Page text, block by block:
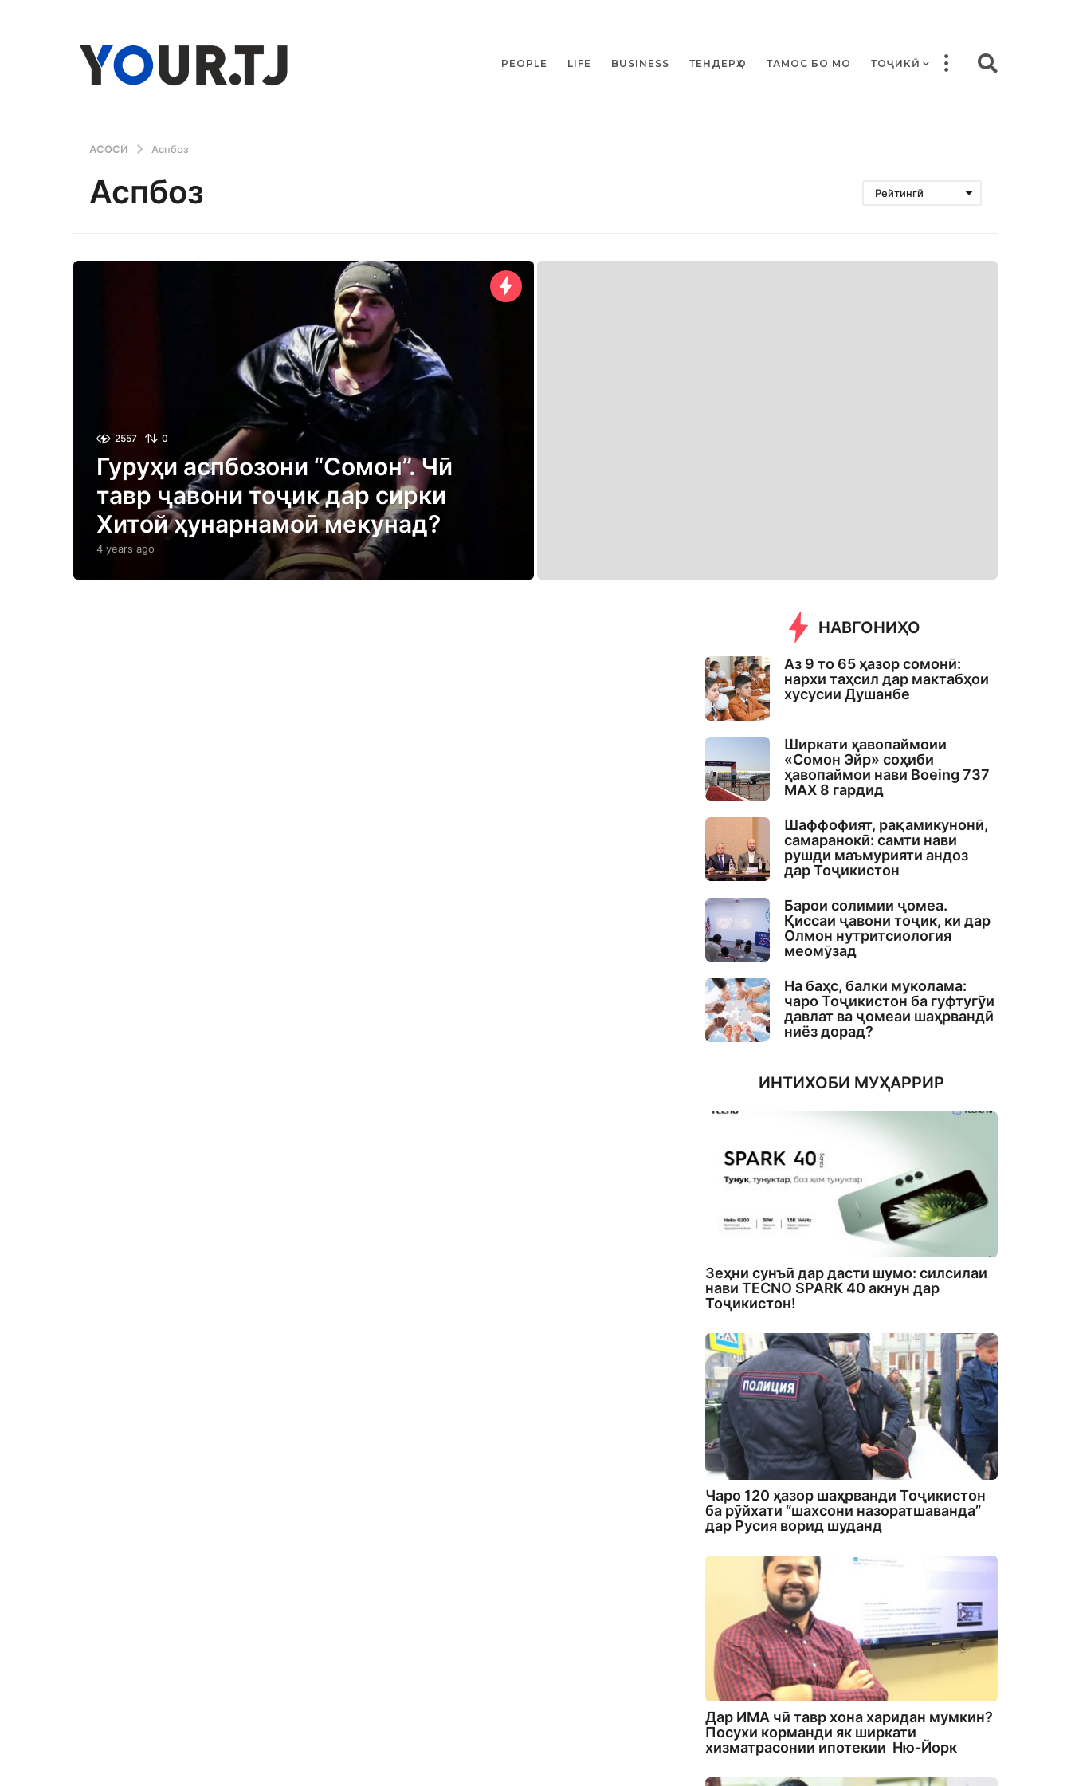
PEOPLE LIFE BUSINESS ТЕНДЕРҲО ТАМОС БО МО ТОҶИКӢ
АСОСӢ Аспбоз
Аспбоз Рейтингӣ
2557 0
Гуруҳи аспбозони “Сомон”. Чӣ
тавр ҷавони тоҷик дар сирки
Хитой ҳунарнамоӣ мекунад?
4 years ago
e
НАВГОНИҲО
Аз 9 то 65 ҳазор сомонӣ:
нархи таҳсил дар мактабҳои
хусусии Душанбе
Ширкати ҳавопаймоии
«Сомон Эйр» соҳиби
ҳавопаймои нави Boeing 737
MAX 8 гардид
Шаффофият, рақамикунонӣ,
самаранокӣ: самти нави
рушди маъмурияти андоз
дар Тоҷикистон
Барои солимии ҷомеа.
Қиссаи ҷавони тоҷик, ки дар
Олмон нутритсиология
меомӯзад
На баҳс, балки муколама:
чаро Тоҷикистон ба гуфтугӯи
давлат ва ҷомеаи шаҳрвандӣ
ниёз дорад?
ИНТИХОБИ МУҲАРРИР
Зеҳни сунъӣ дар дасти шумо: силсилаи
нави TECNO SPARK 40 акнун дар
Тоҷикистон!
Чаро 120 ҳазор шаҳрванди Тоҷикистон
ба рӯйхати “шахсони назоратшаванда”
дар Русия ворид шуданд
Дар ИМА чӣ тавр хона харидан мумкин?
Посухи корманди як ширкати
хизматрасонии ипотекии Ню-Йорк